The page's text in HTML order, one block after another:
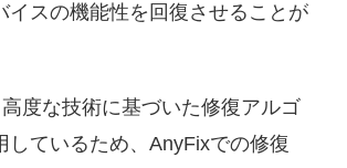
イスの機能性を回復させることが
高度な技術に基づいた修復アルゴ
しているため、AnyFixでの修復